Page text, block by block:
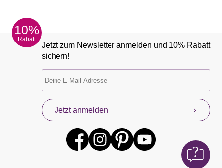
10%
Rabatt
Jetzt zum Newsletter anmelden und 10% Rabatt
sichern!
Jetzt anmelden